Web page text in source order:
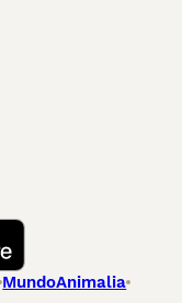
MundoAnimalia